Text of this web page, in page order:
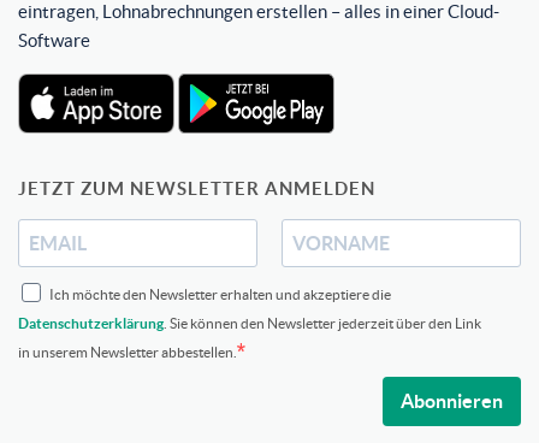
eintragen, Lohnabrechnungen erstellen – alles in einer Cloud-
Software
JETZT ZUM NEWSLETTER ANMELDEN
Ich möchte den Newsletter erhalten und akzeptiere die
Datenschutzerklärung . Sie können den Newsletter jederzeit über den Link
in unserem Newsletter abbestellen.
Abonnieren